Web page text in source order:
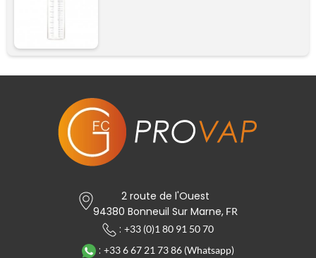
2 route de l'Ouest
94380 Bonneuil Sur Marne,FR
: +33 (0)1 80 91 50 70
: +33 6 67 21 73 86 (Whatsapp)